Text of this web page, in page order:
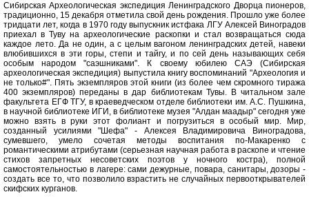
Сибирская Археологическая экспедиция Ленинградского Дворца пионеров,
традиционно, 15 декабря отметила свой день рождения. Прошло уже более
тридцати лет, когда в 1970 году выпускник истфака ЛГУ Алексей Виноградов
приехал в Туву на археологические раскопки и стал возвращаться сюда
каждое лето. Да не один, а с целым вагоном ленинградских детей, навеки
влюбившихся в эти горы, степи и тайгу, и по сей день называющих себя
особым народом "саэшниками". К своему юбилею САЭ (Сибирская
археологическая экспедиция) выпустила книгу воспоминаний "Археология и
не только#". Пять экземпляров этой книги (из более чем скромного тиража
400 экземпляров) переданы в дар библиотекам Тувы. В читальном зале
факультета ЕГФ ТГУ, в краеведческом отделе библиотеки им. А.С. Пушкина,
в научной библиотеке ИГИ, в библиотеке музея "Алдан маадыр" сегодня уже
можно взять в руки этот фолиант и погрузиться в особый мир. Мир,
созданный усилиями "Шефа" - Алексея Владимировича Виноградова,
сумевшего, умело сочетая методы воспитания по-Макаренко с
романтическими атрибутами (серьезная научная работа в раскопе и чтение
стихов запретных несоветских поэтов у ночного костра), полной
самостоятельностью в лагере: сами дежурные, повара, санитары, дозоры -
создать все то, что позволило взрастить не случайных первооткрывателей
скифских курганов.